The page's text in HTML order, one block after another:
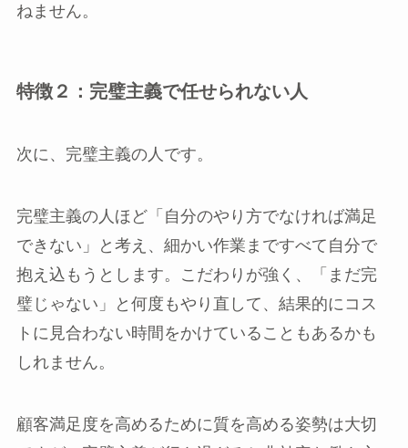
ねません。
特徴２：完璧主義で任せられない人
次に、完璧主義の人です。
完璧主義の人ほど「自分のやり方でなければ満足
できない」と考え、細かい作業まですべて自分で
抱え込もうとします。こだわりが強く、「まだ完
璧じゃない」と何度もやり直して、結果的にコス
トに見合わない時間をかけていることもあるかも
しれません。
顧客満足度を高めるために質を高める姿勢は大切